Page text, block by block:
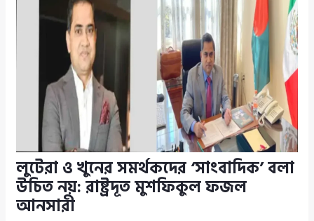
লুটেরা ও খুনের সমর্থকদের ‘সাংবাদিক’ বলা
উচিত নয়: রাষ্ট্রদূত মুশফিকুল ফজল
আনসারী